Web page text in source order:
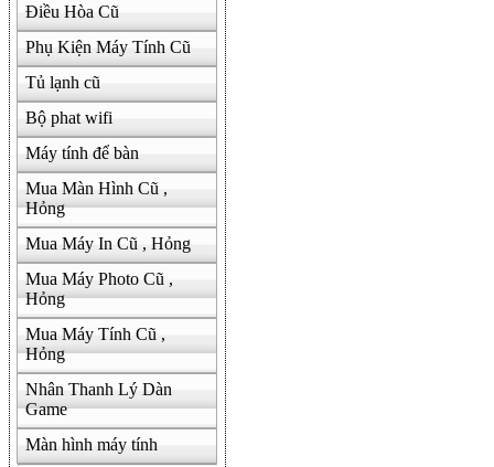
Điều Hòa Cũ
Phụ Kiện Máy Tính Cũ
Tủ lạnh cũ
Bộ phat wifi
Máy tính để bàn
Mua Màn Hình Cũ ,
Hỏng
Mua Máy In Cũ , Hỏng
Mua Máy Photo Cũ ,
Hỏng
Mua Máy Tính Cũ ,
Hỏng
Nhân Thanh Lý Dàn
Game
Màn hình máy tính